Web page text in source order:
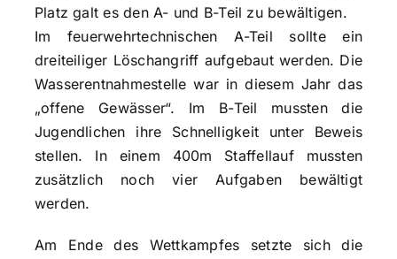
Platz galt es den A- und B-Teil zu bewältigen.
Im feuerwehrtechnischen A-Teil sollte ein
dreiteiliger Löschangriff aufgebaut werden. Die
Wasserentnahmestelle war in diesem Jahr das
„offene Gewässer“. Im B-Teil mussten die
Jugendlichen ihre Schnelligkeit unter Beweis
stellen. In einem 400m Staffellauf mussten
zusätzlich noch vier Aufgaben bewältigt
werden.
Am Ende des Wettkampfes setzte sich die